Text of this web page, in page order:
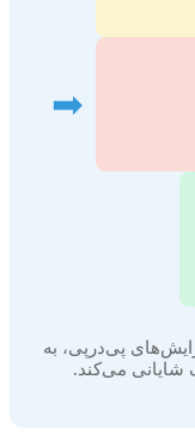
➡
پی‌درپی، به
شایانی می‌کند.